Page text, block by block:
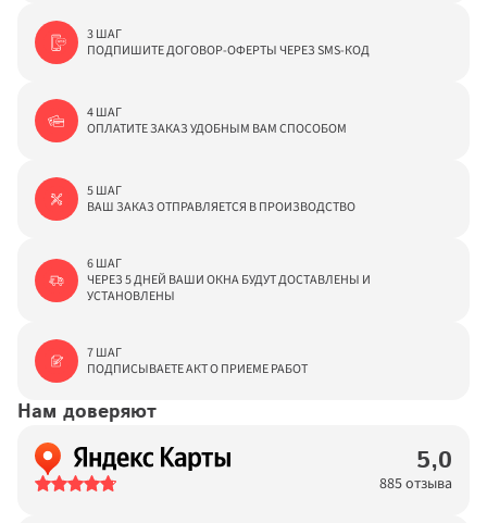
3 ШАГ
ПОДПИШИТЕ ДОГОВОР-ОФЕРТЫ ЧЕРЕЗ SMS-КОД
4 ШАГ
ОПЛАТИТЕ ЗАКАЗ УДОБНЫМ ВАМ СПОСОБОМ
5 ШАГ
ВАШ ЗАКАЗ ОТПРАВЛЯЕТСЯ В ПРОИЗВОДСТВО
6 ШАГ
ЧЕРЕЗ 5 ДНЕЙ ВАШИ ОКНА БУДУТ ДОСТАВЛЕНЫ И
УСТАНОВЛЕНЫ
7 ШАГ
ПОДПИСЫВАЕТЕ АКТ О ПРИЕМЕ РАБОТ
Нам доверяют
5,0
885 отзыва